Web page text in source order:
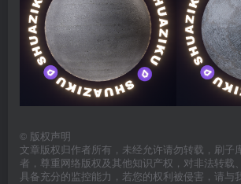
© 版权声明
文章版权归作者所有，未经允许请勿转载，刷子
者，尊重网络版权及其他知识产权，对非法转载
具备充分的监控能力，若您的权利被侵害，请与